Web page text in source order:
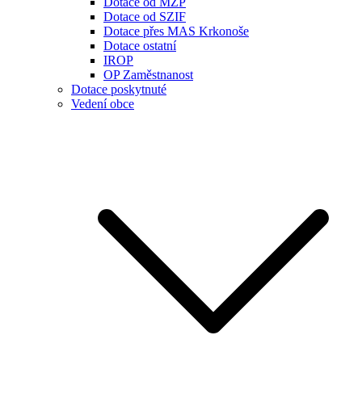
Dotace od SZIF
Dotace přes MAS Krkonoše
Dotace ostatní
IROP
OP Zaměstnanost
Dotace poskytnuté
Vedení obce